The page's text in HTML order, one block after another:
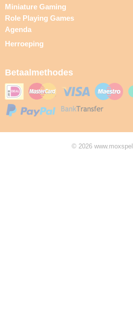
Miniature Gaming
Role Playing Games
Agenda
Herroeping
Betaalmethodes
© 2026